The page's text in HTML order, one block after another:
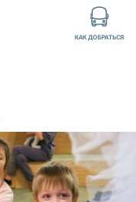
КАК ДОБРАТЬСЯ